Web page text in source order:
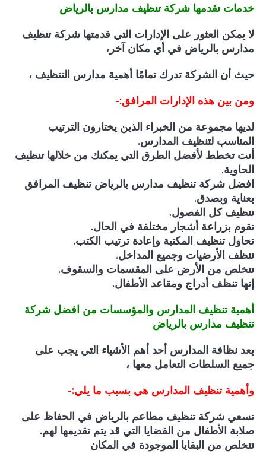
خدمات تقدمها شركة تنظيف مدارس بالرياض
لا يمكن العثور على الإدارات التي قدمتها شركة تنظيف
مدارس بالرياض في أي مكان آخر،
حيث أن الشركة تدرك تمامًا أهمية مدارس التنظيف ،
ومن بين هذه الإدارات المرافق:-
لديها مجموعة من الخبراء الذين يختارون الترتيب
المناسب لتنظيف المدارس.
أنت تخطط لأفضل الطرق التي يمكنك من خلالها تنظيف
الحاوية.
افضل شركة تنظيف مدارس بالرياض تنظيف المرافق
بعناية وبصدق.
تنظيف كل الفصول.
تقوم بزراعة أشجار مختلفة في الحال.
تحاول تنظيف المكتبة وإعادة ترتيب الكتب.
تنظف الأرضيات وجميع المداخل.
تتخلص من الأرض على المقسمات والسقوف.
إنها تنظف أدراج ومقاعد الأطفال.
أهمية تنظيف المدارس والمؤسسات من افضل شركة
تنظيف مدارس بالرياض
يعد نظافة المدارس أحد أهم الأشياء التي يجب على
جميع السلطات التعامل معها ،
وأهمية تنظيف المدارس هي بسبب ما يلي:-
تسعي شركة تنظيف مطاعم بالرياض في الحفاظ على
صلابة الأطفال من القضايا التي قد يتم تقديمها لهم.
تتخلص من البقايا الموجودة في المكان